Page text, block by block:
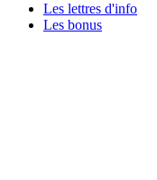
Les lettres d'info
Les bonus